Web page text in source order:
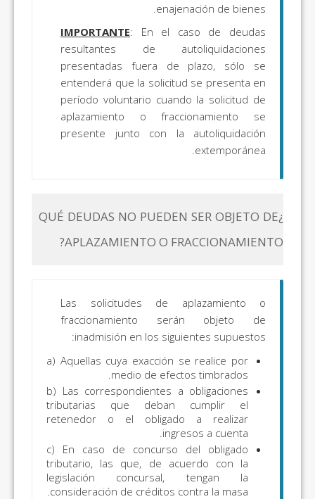
enajenación de bienes.
IMPORTANTE: En el caso de deudas
resultantes de autoliquidaciones
presentadas fuera de plazo, sólo se
entenderá que la solicitud se presenta en
período voluntario cuando la solicitud de
aplazamiento o fraccionamiento se
presente junto con la autoliquidación
extemporánea.
¿QUÉ DEUDAS NO PUEDEN SER OBJETO DE
APLAZAMIENTO O FRACCIONAMIENTO?
Las solicitudes de aplazamiento o
fraccionamiento serán objeto de
inadmisión en los siguientes supuestos:
a) Aquellas cuya exacción se realice por
medio de efectos timbrados.
b) Las correspondientes a obligaciones
tributarias que deban cumplir el
retenedor o el obligado a realizar
ingresos a cuenta.
c) En caso de concurso del obligado
tributario, las que, de acuerdo con la
legislación concursal, tengan la
consideración de créditos contra la masa.